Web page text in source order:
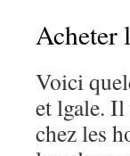
Acheter
Voici
et lgale.
chez les